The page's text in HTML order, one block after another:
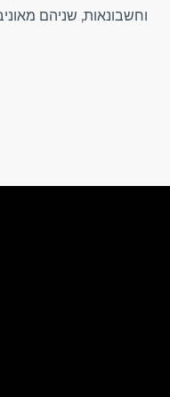
וחשבונאות, שניהם